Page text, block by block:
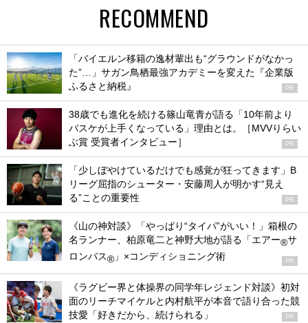
RECOMMEND
「バイエルン移籍の逸材輩出も“グラウンドがなかっ
た”…」サガン鳥栖最強アカデミーを変えた『企業版
ふるさと納税』
PR
38歳でも進化を続ける篠山竜青が語る「10年前より
バスケが上手くなっている」理由とは。［MVVりらい
ぶ賞 受賞者インタビュー］
PR
「少しぼやけているだけでも感覚が狂ってきます」B
リーグ屈指のシューター・安藤周人が明かす“見え
る”ことの重要性
PR
《山の神対談》「やっぱり“タイパ”がいい！」箱根の
名ランナー、柏原竜二と神野大地が語る「エアー®サ
ロンパス® 」×コンディショニング術 PR
《ラグビー界と体操界の同学年レジェンド対談》初対
面のリーチマイケルと内村航平が本音で語り合った競
技愛「好きだから、続けられる」
PR